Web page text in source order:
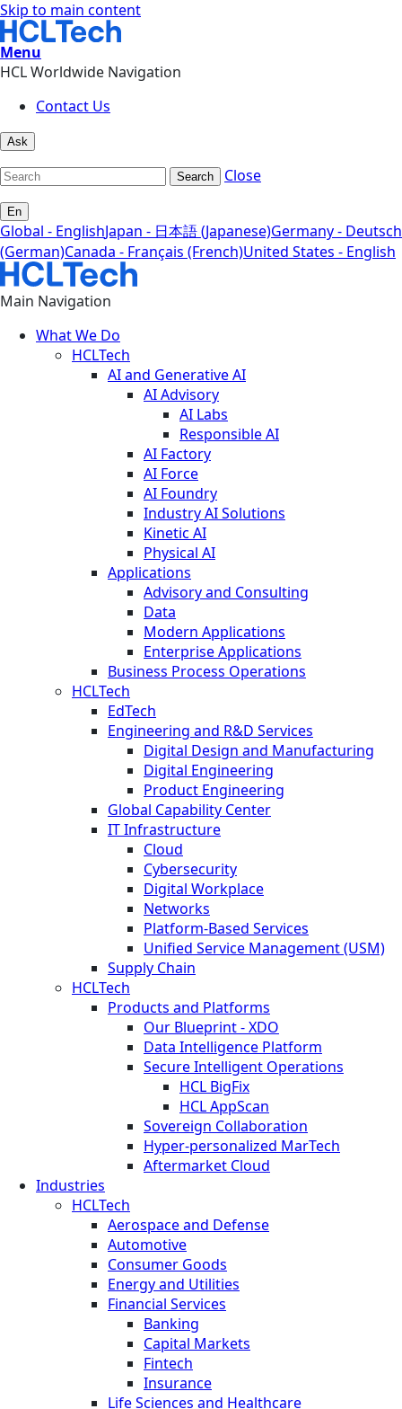
Skip to main content
Menu
HCL Worldwide Navigation
Contact Us
Ask
Search Close
En
Global - EnglishJapan - 日本語 (Japanese)Germany - Deutsch
(German)Canada - Français (French)United States - English
Main Navigation
What We Do
HCLTech
AI and Generative AI
AI Advisory
AI Labs
Responsible AI
AI Factory
AI Force
AI Foundry
Industry AI Solutions
Kinetic AI
Physical AI
Applications
Advisory and Consulting
Data
Modern Applications
Enterprise Applications
Business Process Operations
HCLTech
EdTech
Engineering and R&D Services
Digital Design and Manufacturing
Digital Engineering
Product Engineering
Global Capability Center
IT Infrastructure
Cloud
Cybersecurity
Digital Workplace
Networks
Platform-Based Services
Unified Service Management (USM)
Supply Chain
HCLTech
Products and Platforms
Our Blueprint - XDO
Data Intelligence Platform
Secure Intelligent Operations
HCL BigFix
HCL AppScan
Sovereign Collaboration
Hyper-personalized MarTech
Aftermarket Cloud
Industries
HCLTech
Aerospace and Defense
Automotive
Consumer Goods
Energy and Utilities
Financial Services
Banking
Capital Markets
Fintech
Insurance
Life Sciences and Healthcare